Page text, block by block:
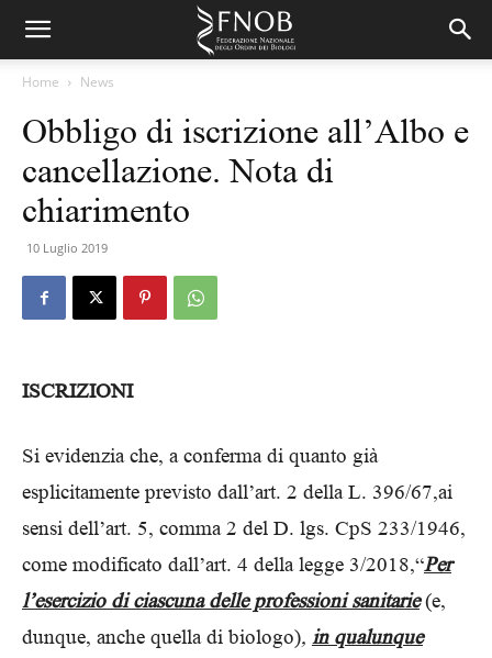
Home News
Obbligo di iscrizione all’Albo e
cancellazione. Nota di
chiarimento
10 Luglio 2019
ISCRIZIONI
Si evidenzia che, a conferma di quanto già
esplicitamente previsto dall’art. 2 della L. 396/67,ai
sensi dell’art. 5, comma 2 del D. lgs. CpS 233/1946,
come modificato dall’art. 4 della legge 3/2018,“Per
l’esercizio di ciascuna delle professioni sanitarie(e,
dunque, anche quella di biologo), in qualunque